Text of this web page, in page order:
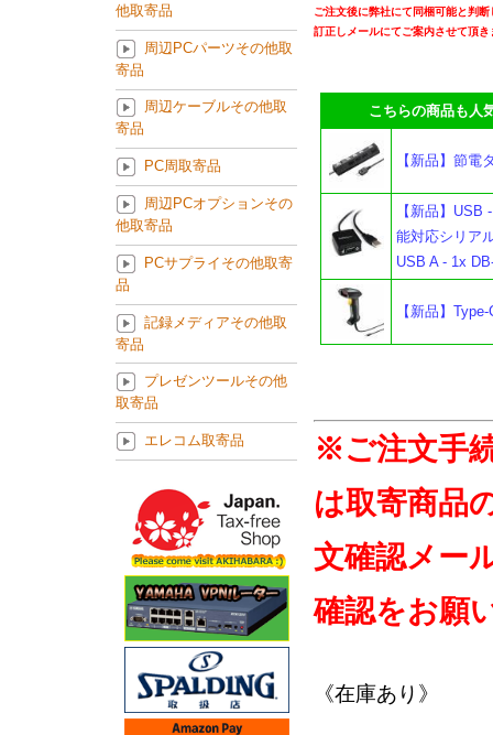
ご注文後に弊社にて同梱可能と判
訂正しメールにてご案内させて頂き
こちらの商品も人気
【新品】節電
【新品】
能対応シリア
USB A - 1x
【新品】
※ご注文手
は取寄商品
文確認メー
確認をお願
《在庫あり》
他取寄品
周辺PCパーツその他取
寄品
周辺ケーブルその他取
寄品
PC周取寄品
周辺PCオプションその
他取寄品
PCサプライその他取寄
品
記録メディアその他取
寄品
プレゼンツールその他
取寄品
エレコム取寄品